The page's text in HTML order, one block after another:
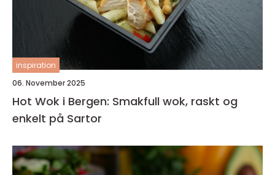
inspiration
06. November 2025
Hot Wok i Bergen: Smakfull wok, raskt og
enkelt på Sartor